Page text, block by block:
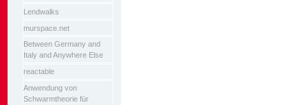
Lendwalks
murspace.net
Between Germany and
Italy and Anywhere Else
reactable
Anwendung von
Schwarmtheorie für